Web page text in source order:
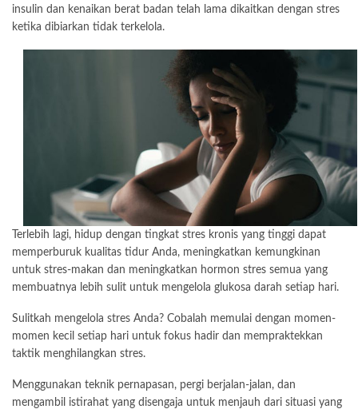
insulin dan kenaikan berat badan telah lama dikaitkan dengan stres
ketika dibiarkan tidak terkelola.
Terlebih lagi, hidup dengan tingkat stres kronis yang tinggi dapat
memperburuk kualitas tidur Anda, meningkatkan kemungkinan
untuk stres-makan dan meningkatkan hormon stres semua yang
membuatnya lebih sulit untuk mengelola glukosa darah setiap hari.
Sulitkah mengelola stres Anda? Cobalah memulai dengan momen-
momen kecil setiap hari untuk fokus hadir dan mempraktekkan
taktik menghilangkan stres.
Menggunakan teknik pernapasan, pergi berjalan-jalan, dan
mengambil istirahat yang disengaja untuk menjauh dari situasi yang